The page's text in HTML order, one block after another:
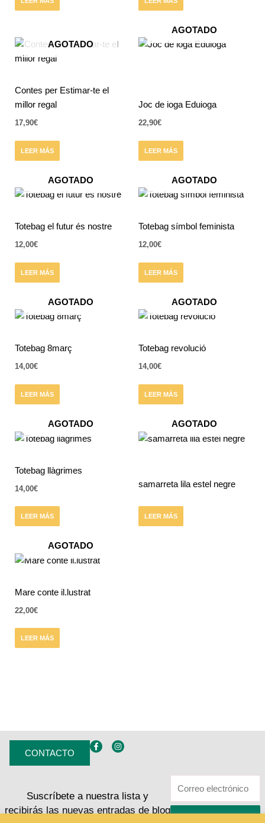
AGOTADO
Contes per Estimar-te el
millor regal
17,90€
LEER MÁS
AGOTADO
Joc de ioga Eduioga
22,90€
LEER MÁS
AGOTADO
Totebag el futur és nostre
12,00€
LEER MÁS
AGOTADO
Totebag símbol feminista
12,00€
LEER MÁS
AGOTADO
Totebag 8març
14,00€
LEER MÁS
AGOTADO
Totebag revolució
14,00€
LEER MÁS
AGOTADO
Totebag llàgrimes
14,00€
LEER MÁS
AGOTADO
samarreta lila estel negre
LEER MÁS
AGOTADO
Mare conte il.lustrat
22,00€
LEER MÁS
CONTACTO
F
a
k
f
I
n
a
m
Suscríbete a nuestra lista y
recibirás las nuevas entradas de blog